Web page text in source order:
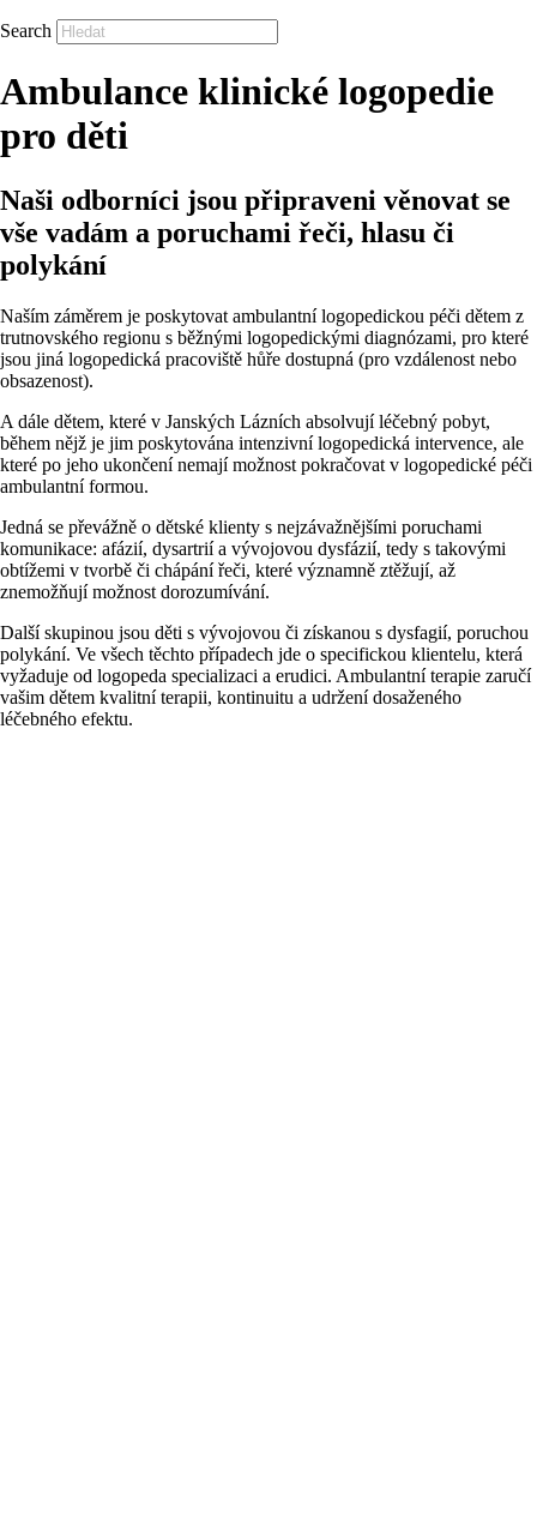
Search
Ambulance klinické logopedie
pro děti
Naši odborníci jsou připraveni věnovat se
vše vadám a poruchami řeči, hlasu či
polykání
Naším záměrem je poskytovat ambulantní logopedickou péči dětem z
trutnovského regionu s běžnými logopedickými diagnózami, pro které
jsou jiná logopedická pracoviště hůře dostupná (pro vzdálenost nebo
obsazenost).
A dále dětem, které v Janských Lázních absolvují léčebný pobyt,
během nějž je jim poskytována intenzivní logopedická intervence, ale
které po jeho ukončení nemají možnost pokračovat v logopedické péči
ambulantní formou.
Jedná se převážně o dětské klienty s nejzávažnějšími poruchami
komunikace: afázií, dysartrií a vývojovou dysfázií, tedy s takovými
obtížemi v tvorbě či chápání řeči, které významně ztěžují, až
znemožňují možnost dorozumívání.
Další skupinou jsou děti s vývojovou či získanou s dysfagií, poruchou
polykání. Ve všech těchto případech jde o specifickou klientelu, která
vyžaduje od logopeda specializaci a erudici. Ambulantní terapie zaručí
vašim dětem kvalitní terapii, kontinuitu a udržení dosaženého
léčebného efektu.